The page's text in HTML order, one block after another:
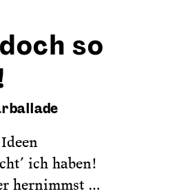
so
ich haben!
hernimmst …